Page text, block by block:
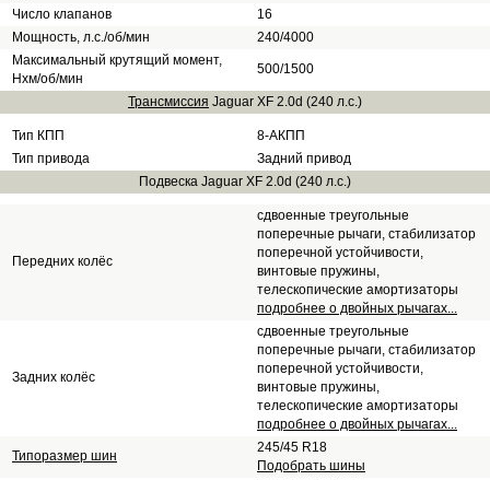
Число клапанов
16
Мощность, л.с./об/мин
240/4000
Максимальный крутящий момент,
Нхм/об/мин
500/1500
Трансмиссия Jaguar XF 2.0d (240 л.с.)
Тип КПП
8-АКПП
Тип привода
Задний привод
Подвеска Jaguar XF 2.0d (240 л.с.)
Передних колёс
сдвоенные треугольные
поперечные рычаги, стабилизатор
поперечной устойчивости,
винтовые пружины,
телескопические амортизаторы
подробнее о двойных рычагах...
Задних колёс
сдвоенные треугольные
поперечные рычаги, стабилизатор
поперечной устойчивости,
винтовые пружины,
телескопические амортизаторы
подробнее о двойных рычагах...
Типоразмер шин
245/45 R18
Подобрать шины